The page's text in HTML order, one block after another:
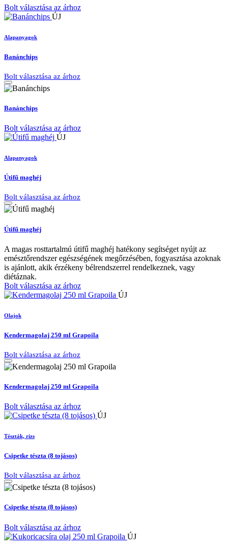
Bolt választása az árhoz
ÚJ
Alapanyagok
Banánchips
Bolt választása az árhoz
Banánchips
Bolt választása az árhoz
ÚJ
Alapanyagok
Útifű maghéj
Bolt választása az árhoz
Útifű maghéj
A magas rosttartalmú útifű maghéj hatékony segítséget nyújt az
emésztőrendszer egészségének megőrzésében, fogyasztása azoknak
is ajánlott, akik érzékeny bélrendszerrel rendelkeznek, vagy
diétáznak.
Bolt választása az árhoz
ÚJ
Olajok
Kendermagolaj 250 ml Grapoila
Bolt választása az árhoz
Kendermagolaj 250 ml Grapoila
Bolt választása az árhoz
ÚJ
Tészták, rizs
Csipetke tészta (8 tojásos)
Bolt választása az árhoz
Csipetke tészta (8 tojásos)
Bolt választása az árhoz
ÚJ